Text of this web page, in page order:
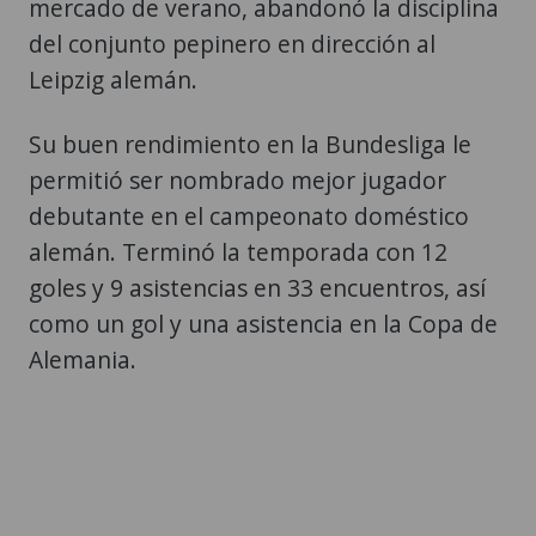
mercado de verano, abandonó la disciplina
del conjunto pepinero en dirección al
Leipzig alemán.
Su buen rendimiento en la Bundesliga le
permitió ser nombrado mejor jugador
debutante en el campeonato doméstico
alemán. Terminó la temporada con 12
goles y 9 asistencias en 33 encuentros, así
como un gol y una asistencia en la Copa de
Alemania.